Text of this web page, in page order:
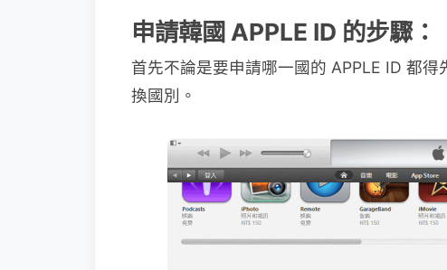
申請韓國 APPLE ID 的步驟：
首先不論是要申請哪一國的 APPLE ID 都
換國別。